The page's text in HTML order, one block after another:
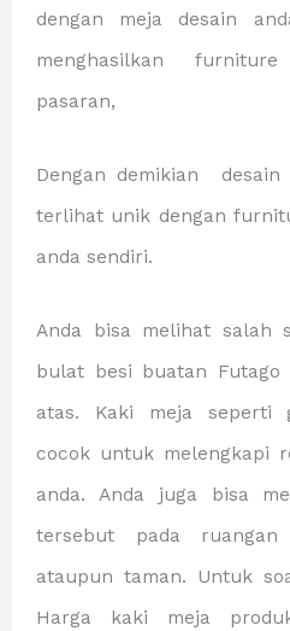
dengan meja desain
menghasilkan
pasaran,
Dengan demikian
terlihat unik dengan
anda sendiri.
Anda bisa melihat salah
bulat besi buatan Futago
atas. Kaki meja seperti
cocok untuk melengkapi
anda. Anda juga bisa
tersebut pada
ataupun taman. Untuk
Harga kaki meja